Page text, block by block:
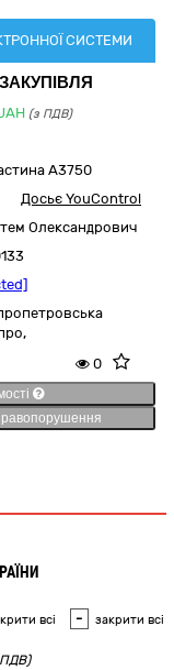
СИСТЕМИ
(з ПДВ)
А3750
Досьє YouControl
Олександрович
0
всі - закрити всі